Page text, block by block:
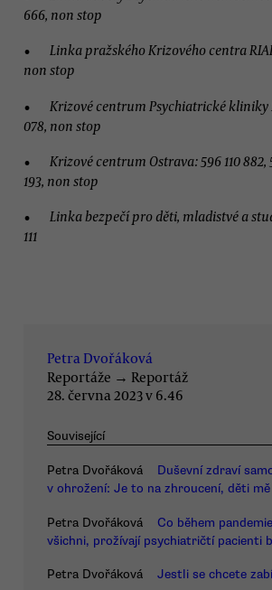
666, non stop
Linka pražského Krizového centra
non stop
Krizové centrum Psychiatrické kliniky
078, non stop
Krizové centrum Ostrava: 596 110 882,
193, non stop
Linka bezpečí pro děti, mladistvé a
111
Petra Dvořáková
Reportáže → Reportáž
28. června 2023 v 6.46
Související
Petra Dvořáková
Duševní zdraví
v ohrožení: Je to na zhroucení, děti
Petra Dvořáková
Co během
všichni, prožívají psychiatričtí pacienti
Petra Dvořáková Jestli se chcete